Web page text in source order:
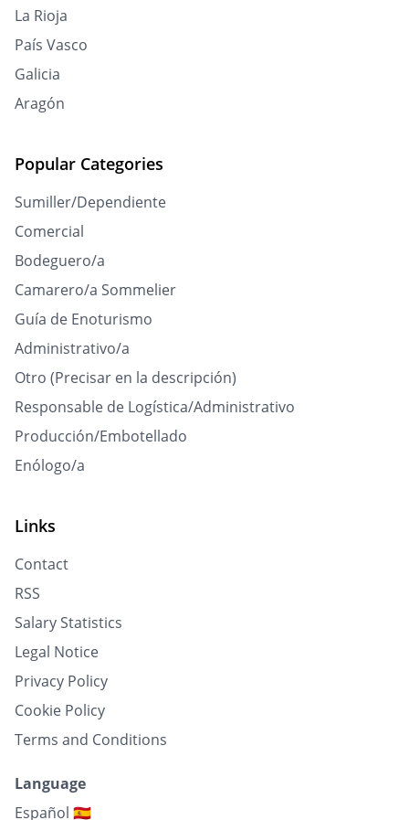
La Rioja
País Vasco
Galicia
Aragón
Popular Categories
Sumiller/Dependiente
Comercial
Bodeguero/a
Camarero/a Sommelier
Guía de Enoturismo
Administrativo/a
Otro (Precisar en la descripción)
Responsable de Logística/Administrativo
Producción/Embotellado
Enólogo/a
Links
Contact
RSS
Salary Statistics
Legal Notice
Privacy Policy
Cookie Policy
Terms and Conditions
Language
Español 🇪🇸